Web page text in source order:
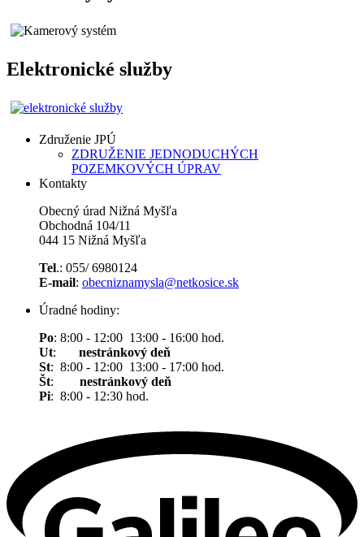
Elektronické služby
Združenie JPÚ
ZDRUŽENIE JEDNODUCHÝCH
POZEMKOVÝCH ÚPRAV
Kontakty
Obecný úrad Nižná Myšľa
Obchodná 104/11
044 15 Nižná Myšľa
Tel.: 055/ 6980124
E-mail: obecniznamysla@netkosice.sk
Úradné hodiny:
Po: 8:00 - 12:00 13:00 - 16:00 hod.
Ut:
nestránkový deň
St: 8:00 - 12:00 13:00 - 17:00 hod.
Št: nestránkový deň
Pi: 8:00 - 12:30 hod.